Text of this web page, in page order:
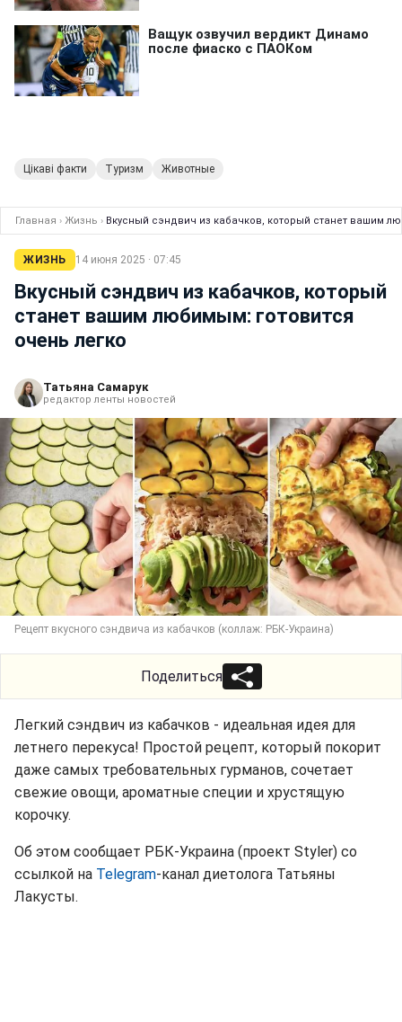
Цікаві факти Туризм Животные
Главная › Жизнь › Вкусный сэндвич из кабачков, который станет вашим
ЖИЗНЬ 14 июня 2025 · 07:45
Вкусный сэндвич из кабачков, который
станет вашим любимым: готовится
очень легко
Татьяна Самарук
редактор ленты новостей
Рецепт вкусного сэндвича из кабачков (коллаж: РБК-Украина)
Поделиться
Легкий сэндвич из кабачков - идеальная идея для
летнего перекуса! Простой рецепт, который покорит
даже самых требовательных гурманов, сочетает
свежие овощи, ароматные специи и хрустящую
корочку.
Об этом сообщает РБК-Украина (проект Styler) со
ссылкой на Telegram-канал диетолога Татьяны
Лакусты.